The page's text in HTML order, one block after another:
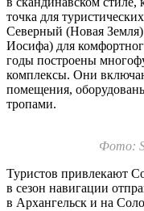
точка для
Северный (Новая
Иосифа) для
годы построены
комплексы. Они
помещения,
тропами.
Фото:
Туристов привлекают
в сезон навигации
в Архангельск и на